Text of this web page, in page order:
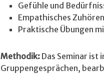
Gefühle und
Empathisches
Praktische Übungen
Methodik: Das Seminar
Gruppengesprächen,